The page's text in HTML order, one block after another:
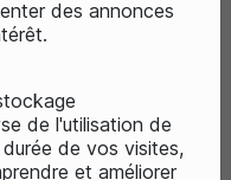
des annonces
de l'utilisation de
de vos visites,
et améliorer